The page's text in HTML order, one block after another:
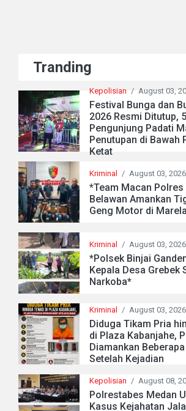
Tranding
Kepolisian / August 03,
Festival Bunga dan
2026 Resmi Ditutup,
Pengunjung Padati
Penutupan di Bawah
Ketat
Kriminal / August 03, 2026
*Team Macan Polres
Belawan Amankan
Geng Motor di
Kriminal / August 03, 2026
*Polsek Binjai
Kepala Desa Grebek
Narkoba*
Kriminal / August 03, 2026
Diduga Tikam Pria
di Plaza Kabanjahe,
Diamankan
Setelah Kejadian
Kepolisian / August 08,
Polrestabes Medan
Kasus Kejahatan